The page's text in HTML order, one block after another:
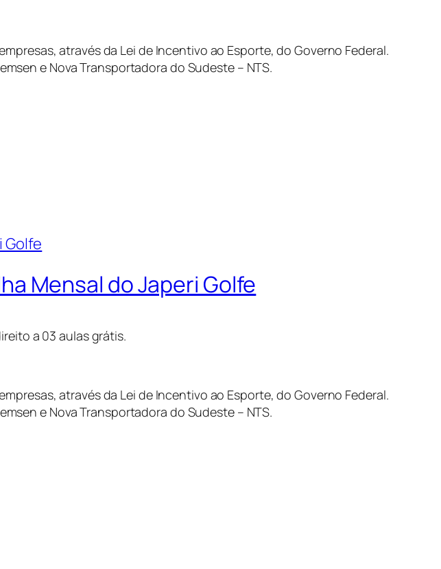
através da Lei de Incentivo ao Esporte, do Governo Federal.
e Nova Transportadora do Sudeste – NTS.
Mensal do Japeri Golfe
a 03 aulas grátis.
através da Lei de Incentivo ao Esporte, do Governo Federal.
e Nova Transportadora do Sudeste – NTS.